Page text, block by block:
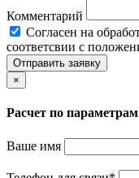
Комментарий
Cогласен на
соответсвии с
Отправить заявку
×
Расчет по параметрам
Ваше имя